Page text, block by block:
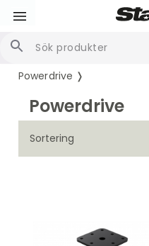
Powerdrive ❭
Powerdrive
Sortering